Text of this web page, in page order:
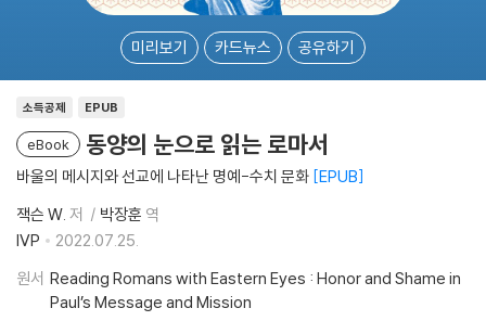
미리보기 카드뉴스 공유하기
소득공제 EPUB
eBook 동양의 눈으로 읽는 로마서
바울의 메시지와 선교에 나타난 명예-수치 문화 EPUB
잭슨 W. 저 박장훈 역
IVP
2022.07.25.
원서 Reading Romans with Eastern Eyes : Honor and Shame in
Paul’s Message and Mission